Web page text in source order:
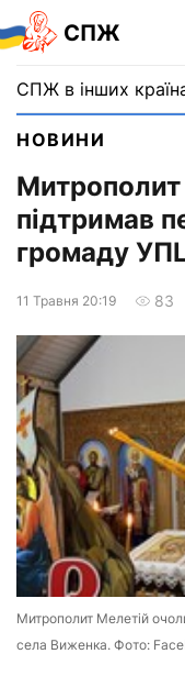
СПЖ
СПЖ в інших
НОВИНИ
підтримав
громаду
11 Травня 20:19 83
Митрополит Мелетій
села Виженка. Фото: